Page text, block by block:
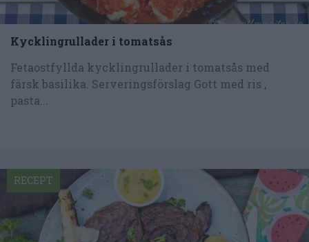
Kycklingrullader i tomatsås
Fetaostfyllda kycklingrullader i tomatsås med
färsk basilika. Serveringsförslag Gott med ris ,
pasta...
RECEPT